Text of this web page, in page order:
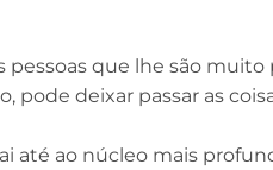
pessoas que lhe são
pode deixar passar as
até ao núcleo mais